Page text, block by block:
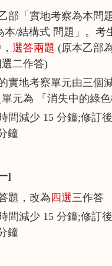
部「實地考察為本問
本/結構式 問題」。考
選答兩題 (原本乙部
二作答)
實地考察單元由三個
元為 「消失中的綠
間減少 15 分鐘;修訂
鐘
]
題，改為 四選三作答
間減少 15 分鐘;修訂
鐘